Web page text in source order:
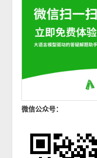
安
全
微信公众号：